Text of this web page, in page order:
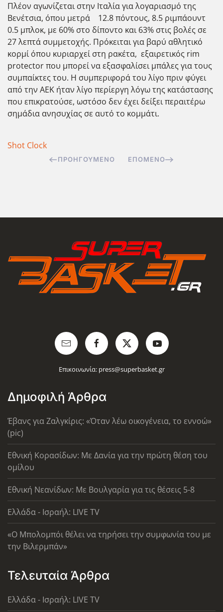
Πλέον αγωνίζεται στην Ιταλία για λογαριασμό της
Βενέτσια, όπου μετρά 12.8 πόντους, 8.5 ριμπάουντ
0.5 μπλοκ, με 60% στο δίποντο και 63% στις βολές σε
27 λεπτά συμμετοχής. Πρόκειται για βαρύ αθλητικό
κορμί όπου κυριαρχεί στη ρακέτα, εξαιρετικός rim
protector που μπορεί να εξασφαλίσει μπάλες για τους
συμπαίκτες του. Η συμπεριφορά του λίγο πριν φύγει
από την ΑΕΚ ήταν λίγο περίεργη λόγω της κατάστασης
που επικρατούσε, ωστόσο δεν έχει δείξει περαιτέρω
σημάδια ανησυχίας σε αυτό το κομμάτι.
Shot Clock
ΠΡΟΗΓΟΎΜΕΝΟ ΕΠΌΜΕΝΟ
Επικοινωνία: press@superbasket.gr
Δημοφιλή Άρθρα
Έβανς για Ζαλγκίρις: «Όταν λέω οικογένεια, το εννοώ»
(pic)
Εθνική Κορασίδων: Με Δανία για την πρώτη θέση του
ομίλου
Εθνική Νεανίδων: Με Βουλγαρία για τις θέσεις 5-8
Ελλάδα - Ισραήλ: LIVE TV
«Ο Μπολομπόι θέλει να τηρήσει την συμφωνία του με
την Βιλερμπάν»
Τελευταία Άρθρα
Ελλάδα - Ισραήλ: LIVE TV